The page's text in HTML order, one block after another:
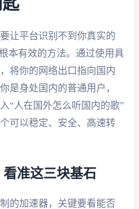
让平台识别不到你真实的
本有效的方法。通过使用具
将你的网络出口指向国内
是身处国内的普通用户，
“人在国外怎么听国内的歌”
可以稳定、安全、高速转
准这三块基石
的加速器，关键要看能否